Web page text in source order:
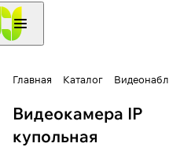
Главная Каталог
Видеокамера IP
купольная